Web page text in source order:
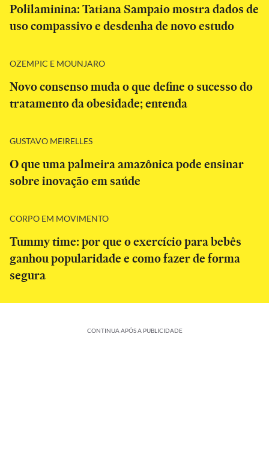
Polilaminina: Tatiana Sampaio mostra dados de
uso compassivo e desdenha de novo estudo
OZEMPIC E MOUNJARO
Novo consenso muda o que define o sucesso do
tratamento da obesidade; entenda
GUSTAVO MEIRELLES
O que uma palmeira amazônica pode ensinar
sobre inovação em saúde
CORPO EM MOVIMENTO
Tummy time: por que o exercício para bebês
ganhou popularidade e como fazer de forma
segura
CONTINUA APÓS A PUBLICIDADE